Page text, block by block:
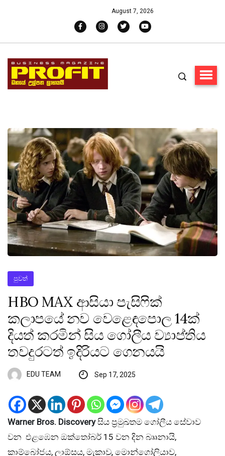
August 7, 2026
පුවත්
HBO MAX ආසියා පැසිෆික්
කලාපයේ නව වෙළෙඳපොල 14ක්
දියත් කරමින් සිය ගෝලීය ව්‍යාප්තිය
තවදුරටත් ඉදිරියට ගෙනයයි
EDU TEAM Sep 17, 2025
Warner Bros. Discoveryසිය ප්‍රමුඛතම ගෝලීය සේවාව
වන එළඹෙන ඔක්තෝබර් 15 වන දින බෲනායි,
කාම්බෝජය, ලාඕසය, මැකාවු, මොන්ගෝලියාව,